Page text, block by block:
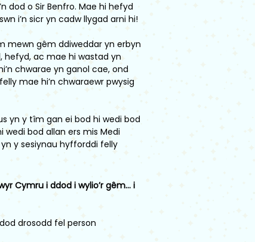
dod o Sir Benfro. Mae hi hefyd
i’n sicr yn cadw llygad arni hi!
mewn gêm ddiweddar yn erbyn
hefyd, ac mae hi wastad yn
chwarae yn ganol cae, ond
mae hi’n chwaraewr pwysig
yn y tîm gan ei bod hi wedi bod
bod allan ers mis Medi
y sesiynau hyfforddi felly
Cymru i ddod i wylio’r gêm... i
drosodd fel person